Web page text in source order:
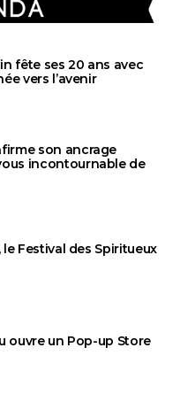
fête ses 20 ans avec
vers l’avenir
son ancrage
incontournable de
le Festival des Spiritueux
ouvre un Pop-up Store